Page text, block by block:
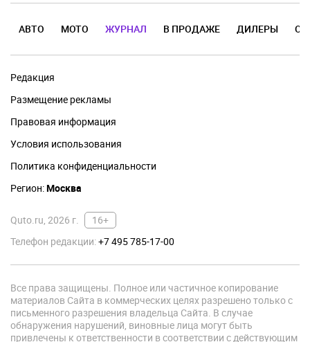
АВТО МОТО ЖУРНАЛ В ПРОДАЖЕ ДИЛЕРЫ
Редакция
Размещение рекламы
Правовая информация
Условия использования
Политика конфиденциальности
Регион:Москва
Quto.ru, 2026 г.
16+
Телефон редакции:+7 495 785-17-00
Все права защищены. Полное или частичное копирование
материалов Сайта в коммерческих целях разрешено только с
письменного разрешения владельца Сайта. В случае
обнаружения нарушений, виновные лица могут быть
привлечены к ответственности в соответствии с действующим